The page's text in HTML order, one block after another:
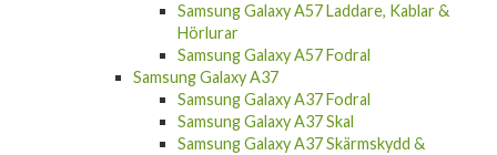
Samsung Galaxy A57 Laddare, Kablar &
Hörlurar
Samsung Galaxy A57 Fodral
Samsung Galaxy A37
Samsung Galaxy A37 Fodral
Samsung Galaxy A37 Skal
Samsung Galaxy A37 Skärmskydd &